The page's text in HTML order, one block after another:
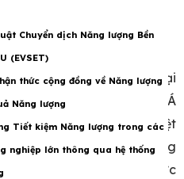
Chuyển dịch Năng lượng Bền
(EVSET)
thức cộng đồng về Năng lượng
Năng lượng
Tiết kiệm Năng lượng trong các
nghiệp lớn thông qua hệ thống
Wasnick
WTO (Tổ chức Thương mại
quốc gia Đông Nam Á
nhập trung bình thấp, Việt
trở thành một nước công
tác động mạnh mẽ lên mức